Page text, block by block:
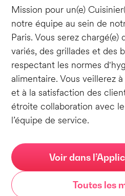
Mission pour un(e)
notre équipe au sein de
Paris. Vous serez chargé(e)
variés, des grillades et des
respectant les normes
alimentaire. Vous veillerez
et à la satisfaction des
étroite collaboration avec
l’équipe de service.
Voir dans
Toutes les